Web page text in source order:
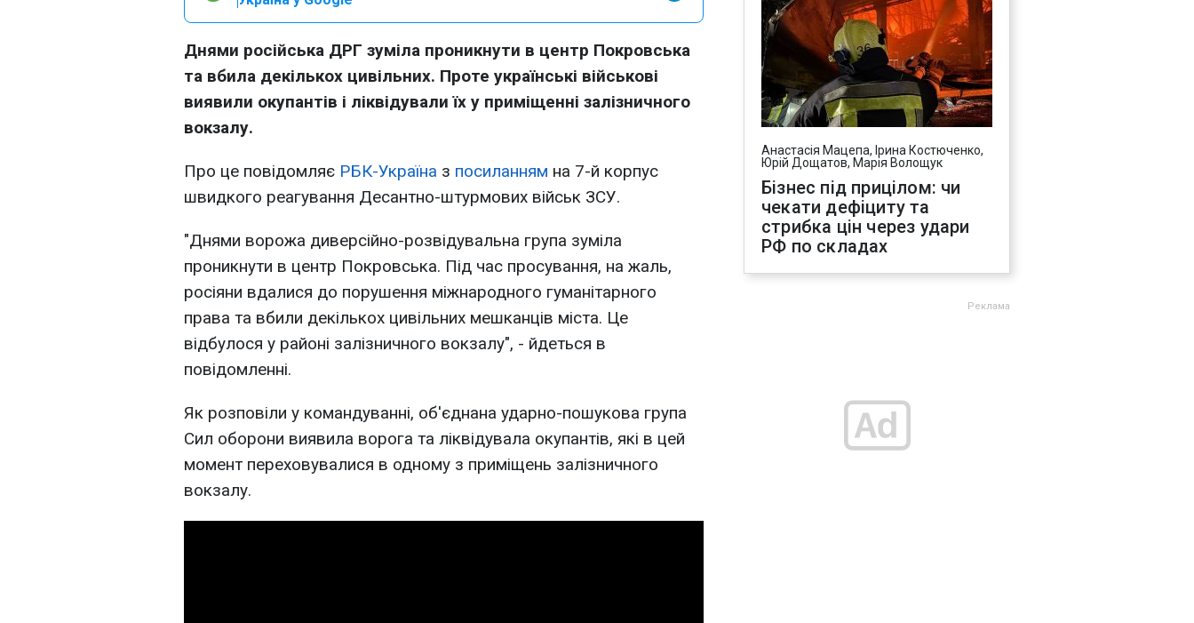
Днями російська ДРГ зуміла проникнути в центр Покровська
та вбила декількох цивільних. Проте українські військові
виявили окупантів і ліквідували їх у приміщенні залізничного
вокзалу.
Про це повідомляє РБК-Україна з посиланням на 7-й корпус
швидкого реагування Десантно-штурмових військ ЗСУ.
"Днями ворожа диверсійно-розвідувальна група зуміла
проникнути в центр Покровська. Під час просування, на жаль,
росіяни вдалися до порушення міжнародного гуманітарного
права та вбили декількох цивільних мешканців міста. Це
відбулося у районі залізничного вокзалу", - йдеться в
повідомленні.
Як розповіли у командуванні, об'єднана ударно-пошукова група
Сил оборони виявила ворога та ліквідувала окупантів, які в цей
момент переховувалися в одному з приміщень залізничного
вокзалу.
Анастасія Мацепа, Ірина Костюченко,
Юрій Дощатов, Марія Волощук
Бізнес під прицілом: чи
чекати дефіциту та
стрибка цін через удари
РФ по складах